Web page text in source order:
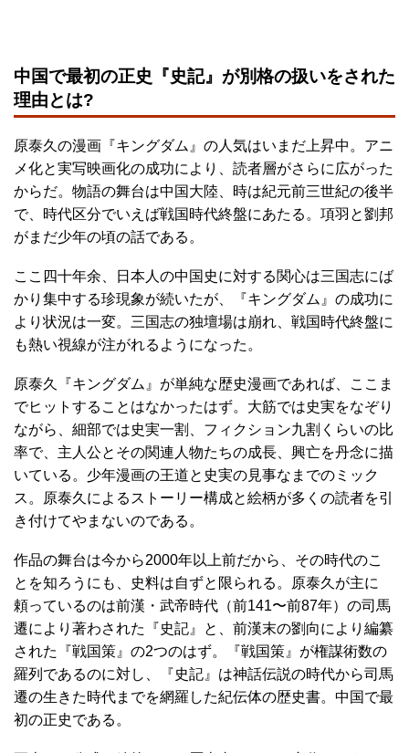
中国で最初の正史『史記』が別格の扱いをされた
理由とは?
原泰久の漫画『キングダム』の人気はいまだ上昇中。アニ
メ化と実写映画化の成功により、読者層がさらに広がった
からだ。物語の舞台は中国大陸、時は紀元前三世紀の後半
で、時代区分でいえば戦国時代終盤にあたる。項羽と劉邦
がまだ少年の頃の話である。
ここ四十年余、日本人の中国史に対する関心は三国志にば
かり集中する珍現象が続いたが、『キングダム』の成功に
より状況は一変。三国志の独壇場は崩れ、戦国時代終盤に
も熱い視線が注がれるようになった。
原泰久『キングダム』が単純な歴史漫画であれば、ここま
でヒットすることはなかったはず。大筋では史実をなぞり
ながら、細部では史実一割、フィクション九割くらいの比
率で、主人公とその関連人物たちの成長、興亡を丹念に描
いている。少年漫画の王道と史実の見事なまでのミック
ス。原泰久によるストーリー構成と絵柄が多くの読者を引
き付けてやまないのである。
作品の舞台は今から2000年以上前だから、その時代のこ
とを知ろうにも、史料は自ずと限られる。原泰久が主に
頼っているのは前漢・武帝時代（前141〜前87年）の司馬
遷により著わされた『史記』と、前漢末の劉向により編纂
された『戦国策』の2つのはず。『戦国策』が権謀術数の
羅列であるのに対し、『史記』は神話伝説の時代から司馬
遷の生きた時代までを網羅した紀伝体の歴史書。中国で最
初の正史である。